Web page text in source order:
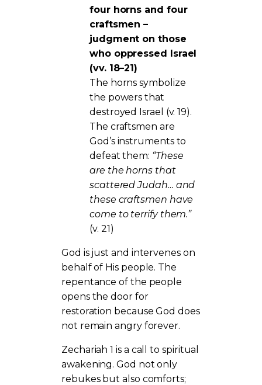
four horns and four
craftsmen –
judgment on those
who oppressed Israel
(vv. 18–21)
The horns symbolize
the powers that
destroyed Israel (v. 19).
The craftsmen are
God’s instruments to
defeat them: “These
are the horns that
scattered Judah… and
these craftsmen have
come to terrify them.”
(v. 21)
God is just and intervenes on
behalf of His people. The
repentance of the people
opens the door for
restoration because God does
not remain angry forever.
Zechariah 1 is a call to spiritual
awakening. God not only
rebukes but also comforts;